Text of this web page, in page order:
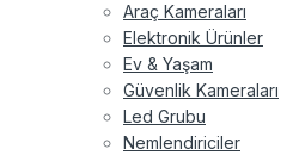
Araç Kameraları
Elektronik Ürünler
Ev & Yaşam
Güvenlik Kameraları
Led Grubu
Nemlendiriciler